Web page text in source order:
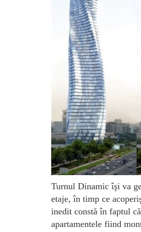
Turnul Dinamic îşi va
etaje, în timp ce
inedit constă în faptul
apartamentele fiind